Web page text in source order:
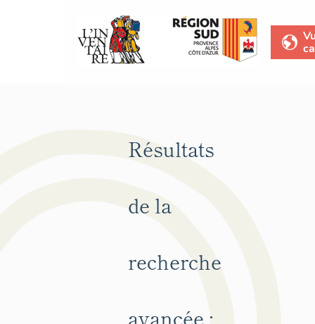
Résultats
de la
recherche
avancée :